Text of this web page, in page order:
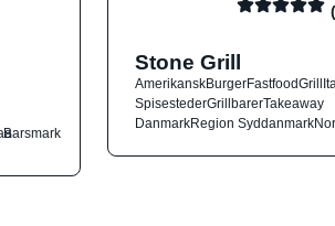
Barsmark
Stone Grill
AmerikanskBurgerFastfoodGrill
SpisestederGrillbarerTakeaway
DanmarkRegion Syddanmark